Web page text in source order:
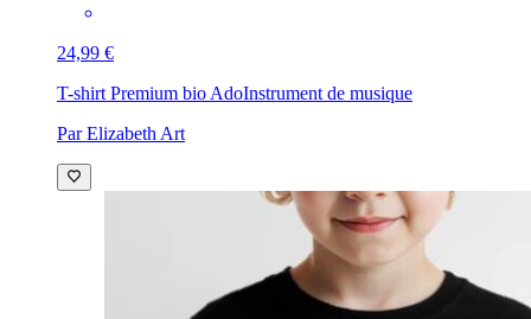
24,99 €
T-shirt Premium bio AdoInstrument de musique
Par Elizabeth Art